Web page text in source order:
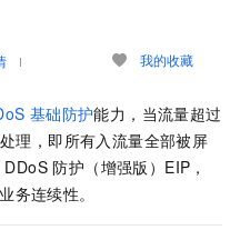
我的收藏
基础防护能力，当流量超过
理，即所有入流量全部被屏
防护（增强版）EIP，
务连续性。